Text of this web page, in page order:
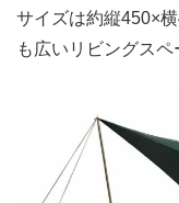
サイズは約縦450×
も広いリビングスペ